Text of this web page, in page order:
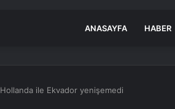
ANASAYFA HABER
Hollanda ile Ekvador yenişemedi